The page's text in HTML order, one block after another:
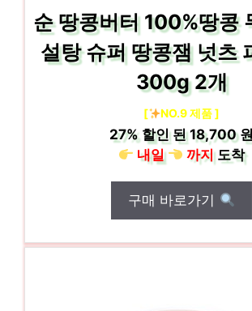
순 땅콩버터 100%땅콩
설탕 슈퍼 땅콩잼 넛츠
300g 2개
[ NO.9 제품 ]
27%할인 된18,700
내일
까지도착
구매 바로가기